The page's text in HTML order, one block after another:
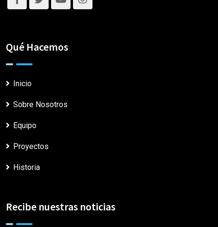
Qué Hacemos
Inicio
Sobre Nosotros
Equipo
Proyectos
Historia
Recibe nuestras noticias